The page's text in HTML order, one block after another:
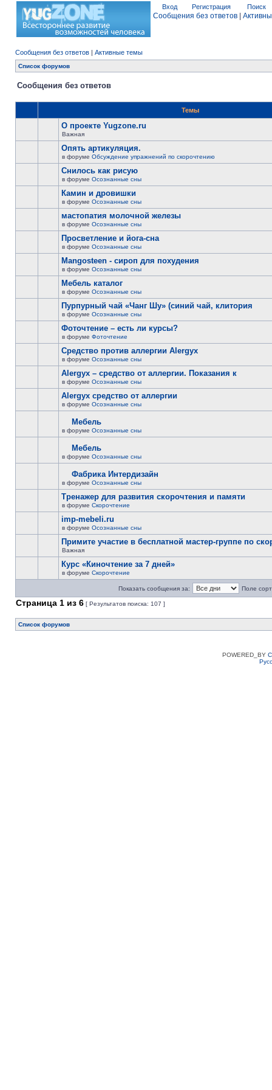
Вход Регистрация Поиск
Сообщения без ответов
Сообщения без ответов | Активные темы
Список форумов
Сообщения без ответов
Темы
О проекте Yugzone.ru
Важная
Опять артикуляция.
в форуме Обсуждение упражнений по скорочтению
Снилось как рисую
в форуме Осознанные сны
Камин и дровишки
в форуме Осознанные сны
мастопатия молочной железы
в форуме Осознанные сны
Просветление и йога-сна
в форуме Осознанные сны
Mangosteen - сироп для похудения
в форуме Осознанные сны
Мебель каталог
в форуме Осознанные сны
Пурпурный чай «Чанг Шу» (синий чай, клитория
в форуме Осознанные сны
Фоточтение – есть ли курсы?
в форуме Фоточтение
Cредство против аллергии Alergyx
в форуме Осознанные сны
Alergyx – средство от аллергии. Показания к
в форуме Осознанные сны
Alergyx средство от аллергии
в форуме Осознанные сны
Мебель
в форуме Осознанные сны
Мебель
в форуме Осознанные сны
Фабрика Интердизайн
в форуме Осознанные сны
Тренажер для развития скорочтения и памяти
в форуме Скорочтение
imp-mebeli.ru
в форуме Осознанные сны
Примите участие в бесплатной мастер-группе по
Важная
Курс «Киночтение за 7 дней»
в форуме Скорочтение
Показать сообщения за: Поле
Страница 1 из 6 [ Результатов поиска: 107 ]
Список форумов
POWERED_BY